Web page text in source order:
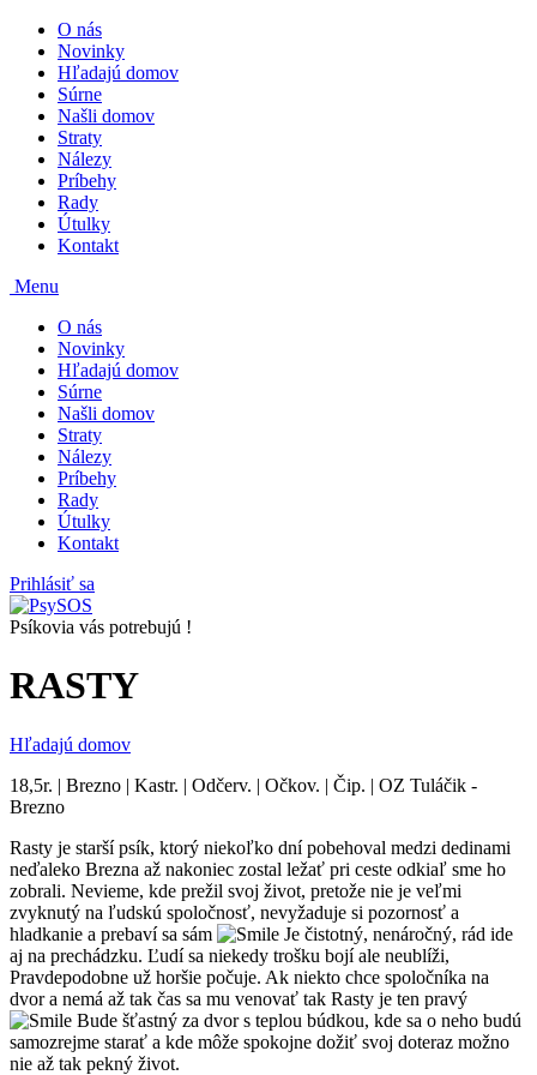
O nás
Novinky
Hľadajú domov
Súrne
Našli domov
Straty
Nálezy
Príbehy
Rady
Útulky
Kontakt
Menu
O nás
Novinky
Hľadajú domov
Súrne
Našli domov
Straty
Nálezy
Príbehy
Rady
Útulky
Kontakt
Prihlásiť sa
Psíkovia vás potrebujú !
RASTY
Hľadajú domov
18,5r. | Brezno | Kastr. | Odčerv. | Očkov. | Čip. | OZ Tuláčik -
Brezno
Rasty je starší psík, ktorý niekoľko dní pobehoval medzi dedinami
neďaleko Brezna až nakoniec zostal ležať pri ceste odkiaľ sme ho
zobrali. Nevieme, kde prežil svoj život, pretože nie je veľmi
zvyknutý na ľudskú spoločnosť, nevyžaduje si pozornosť a
hladkanie a prebaví sa sám
Je čistotný, nenáročný, rád ide
aj na prechádzku. Ľudí sa niekedy trošku bojí ale neublíži,
Pravdepodobne už horšie počuje. Ak niekto chce spoločníka na
dvor a nemá až tak čas sa mu venovať tak Rasty je ten pravý
Bude šťastný za dvor s teplou búdkou, kde sa o neho budú
samozrejme starať a kde môže spokojne dožiť svoj doteraz možno
nie až tak pekný život.